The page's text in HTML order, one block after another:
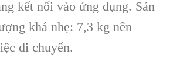
kết nối vào ứng dụng. Sản
khá nhẹ: 7,3 kg nên
di chuyển.